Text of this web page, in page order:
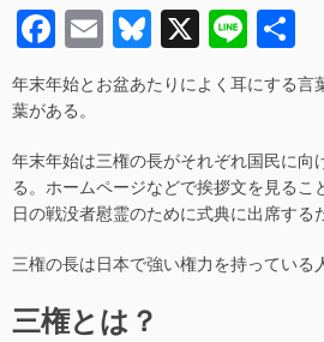
日
者
F
a
c
e
b
o
o
k
E
m
ail
Bl
u
e
sk
y
X Li
n
e
年末年始とお盆あたりによく耳にする言
葉がある。
年末年始は三権の長がそれぞれ国民に向
る。ホームページなどで挨拶文を見るこ
日の戦没者慰霊のために式典に出席する
三権の長は日本で強い権力を持っている
三権とは？